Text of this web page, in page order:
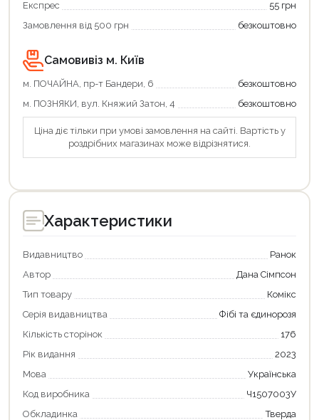
Експрес
55 грн
Замовлення від 500 грн
безкоштовно
Самовивіз м. Київ
м. ПОЧАЙНА, пр-т Бандери, 6
безкоштовно
м. ПОЗНЯКИ, вул. Княжий Затон, 4
безкоштовно
Ціна діє тільки при умові замовлення на сайті. Вартість у
роздрібних магазинах може відрізнятися.
Характеристики
Видавництво
Ранок
Автор
Дана Сімпсон
Тип товару
Комікс
Серія видавництва
Фібі та єдинорозя
Кількість сторінок
176
Рік видання
2023
Мова
Українська
Код виробника
Ч1507003У
Обкладинка
Тверда
Продовжити покупки